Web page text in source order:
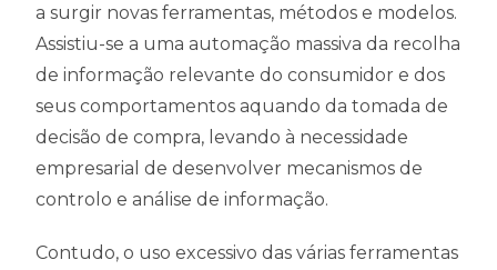
a surgir novas ferramentas, métodos e modelos.
Assistiu-se a uma automação massiva da recolha
de informação relevante do consumidor e dos
seus comportamentos aquando da tomada de
decisão de compra, levando à necessidade
empresarial de desenvolver mecanismos de
controlo e análise de informação.
Contudo, o uso excessivo das várias ferramentas